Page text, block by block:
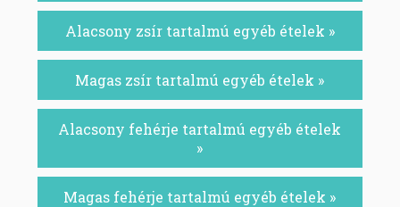
Alacsony zsír tartalmú egyéb ételek »
Magas zsír tartalmú egyéb ételek »
Alacsony fehérje tartalmú egyéb ételek
»
Magas fehérje tartalmú egyéb ételek »